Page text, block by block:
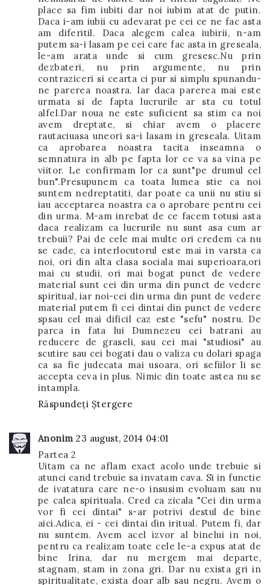
place sa fim iubiti dar noi iubim atat de putin.
Daca i-am iubii cu adevarat pe cei ce ne fac asta
am diferitil. Daca alegem calea iubirii, n-am
putem sa-i lasam pe cei care fac asta in greseala,
le-am arata unde si cum gresesc.Nu prin
dezbateri, nu prin argumente, nu prin
contraziceri si cearta ci pur si simplu spunandu-
ne parerea noastra. Iar daca parerea mai este
urmata si de fapta lucrurile ar sta cu totul
alfel.Dar noua ne este suficient sa stim ca noi
avem dreptate, si chiar avem o placere
rautaciuasa uneori sa-i lasam in greseala. Uitam
ca aprobarea noastra tacita inseamna o
semnatura in alb pe fapta lor ce va sa vina pe
viitor. Le confirmam lor ca sunt"pe drumul cel
bun".Presupunem ca toata lumea stie ca noi
suntem nedreptatiti, dar poate ca unii nu stiu si
iau acceptarea noastra ca o aprobare pentru cei
din urma. M-am inrebat de ce facem totusi asta
daca realizam ca lucrurile nu sunt asa cum ar
trebuii? Pai de cele mai multe ori credem ca nu
se cade, ca interlocutorul este mai in varsta ca
noi, ori din alta clasa sociala mai superioara,ori
mai cu studii, ori mai bogat punct de vedere
material sunt cei din urma din punct de vedere
spiritual, iar noi-cei din urma din punt de vedere
material putem fi cei dintai din punct de vedere
spsau cel mai dificil caz este "sefu" nostru. De
parca in fata lui Dumnezeu cei batrani au
reducere de graseli, sau cei mai "studiosi" au
scutire sau cei bogati dau o valiza cu dolari spaga
ca sa fie judecata mai usoara, ori sefiilor li se
accepta ceva in plus. Nimic din toate astea nu se
intampla.
Răspundeți Ștergere
Anonim 23 august, 2014 04:01
Partea 2
Uitam ca ne aflam exact acolo unde trebuie si
atunci cand trebuie sa invatam cava. Si in functie
de ivatatura care ne-o insusim evoluam sau nu
pe calea spirituala. Cred ca zicala "Cei din urma
vor fi cei dintai" s-ar potrivi destul de bine
aici.Adica, ei - cei dintai din iritual. Putem fi, dar
nu suntem. Avem acel izvor al binelui in noi,
pentru ca realizam toate cele le-a expus atat de
bine Irina, dar nu mergem mai departe,
stagnam, stam in zona gri. Dar nu exista gri in
spiritualitate, exista doar alb sau negru. Avem o